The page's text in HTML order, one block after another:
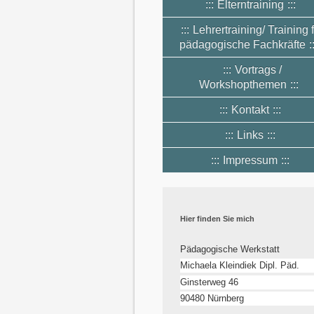
Elterntraining
Lehrertraining/ Training
pädagogische Fachkräfte
Vortrags /
Workshopthemen
Kontakt
Links
Impressum
Hier finden Sie mich
Pädagogische Werkstatt
Michaela Kleindiek Dipl. Päd.
Ginsterweg 46
90480 Nürnberg